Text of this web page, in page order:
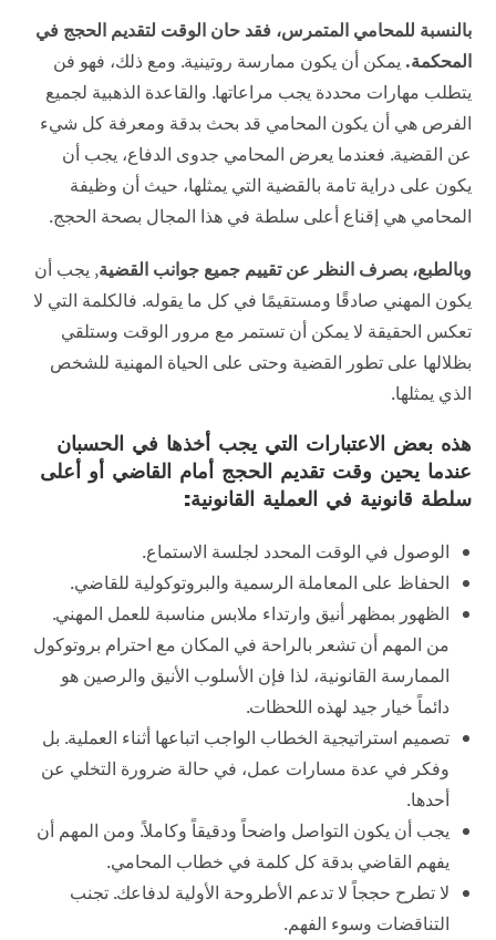
بالنسبة للمحامي المتمرس، فقد حان الوقت لتقديم الحجج في
المحكمة. يمكن أن يكون ممارسة روتينية. ومع ذلك، فهو فن
يتطلب مهارات محددة يجب مراعاتها. والقاعدة الذهبية لجميع
الفرص هي أن يكون المحامي قد بحث بدقة ومعرفة كل شيء
عن القضية. فعندما يعرض المحامي جدوى الدفاع، يجب أن
يكون على دراية تامة بالقضية التي يمثلها، حيث أن وظيفة
المحامي هي إقناع أعلى سلطة في هذا المجال بصحة الحجج.
وبالطبع، بصرف النظر عن تقييم جميع جوانب القضية, يجب أن
يكون المهني صادقًا ومستقيمًا في كل ما يقوله. فالكلمة التي لا
تعكس الحقيقة لا يمكن أن تستمر مع مرور الوقت وستلقي
بظلالها على تطور القضية وحتى على الحياة المهنية للشخص
الذي يمثلها.
هذه بعض الاعتبارات التي يجب أخذها في الحسبان
عندما يحين وقت تقديم الحجج أمام القاضي أو أعلى
سلطة قانونية في العملية القانونية:
الوصول في الوقت المحدد لجلسة الاستماع.
الحفاظ على المعاملة الرسمية والبروتوكولية للقاضي.
الظهور بمظهر أنيق وارتداء ملابس مناسبة للعمل المهني.
من المهم أن تشعر بالراحة في المكان مع احترام بروتوكول
الممارسة القانونية، لذا فإن الأسلوب الأنيق والرصين هو
دائماً خيار جيد لهذه اللحظات.
تصميم استراتيجية الخطاب الواجب اتباعها أثناء العملية. بل
وفكر في عدة مسارات عمل، في حالة ضرورة التخلي عن
أحدها.
يجب أن يكون التواصل واضحاً ودقيقاً وكاملاً. ومن المهم أن
يفهم القاضي بدقة كل كلمة في خطاب المحامي.
لا تطرح حججاً لا تدعم الأطروحة الأولية لدفاعك. تجنب
التناقضات وسوء الفهم.